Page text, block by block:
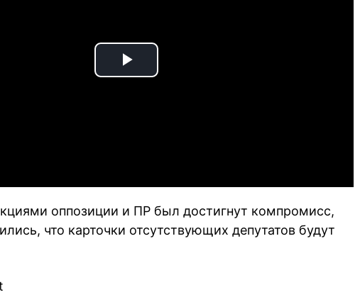
Play
оппозиции и ПР был достигнут компромисс,
что карточки отсутствующих депутатов будут